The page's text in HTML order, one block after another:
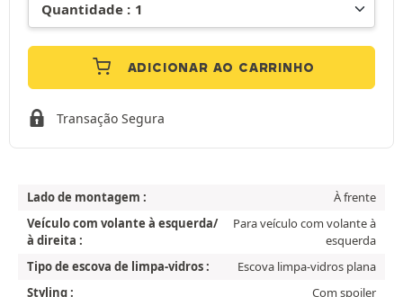
ADICIONAR AO CARRINHO
Transação Segura
Lado de montagem :
À frente
Veículo com volante à esquerda/
à direita :
Para veículo com volante à
esquerda
Tipo de escova de limpa-vidros :
Escova limpa-vidros plana
Styling :
Com spoiler